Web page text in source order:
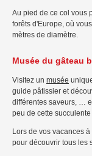
Au pied de ce col vous
forêts d'Europe, où
mètres de diamètre.
Musée du gâteau
Visitez un musée
guide pâtissier et
différentes saveurs, …
peu de cette
Lors de vos vacances
pour découvrir tous les